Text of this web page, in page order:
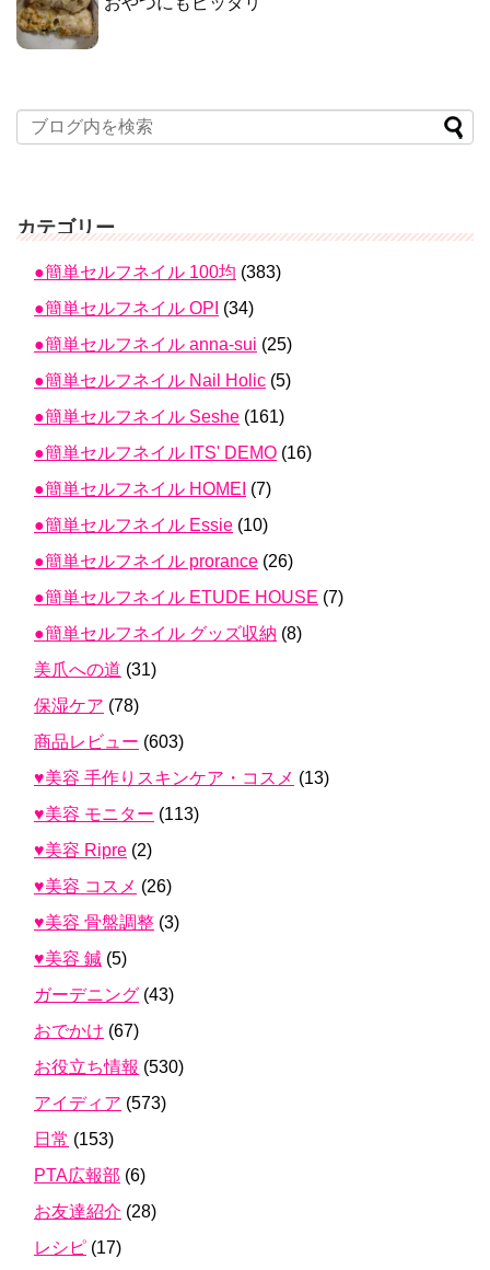
カテゴリー
●簡単セルフネイル 100均 (383)
●簡単セルフネイル OPI (34)
●簡単セルフネイル anna-sui (25)
●簡単セルフネイル Nail Holic (5)
●簡単セルフネイル Seshe (161)
●簡単セルフネイル ITS' DEMO (16)
●簡単セルフネイル HOMEI (7)
●簡単セルフネイル Essie (10)
●簡単セルフネイル prorance (26)
●簡単セルフネイル ETUDE HOUSE (7)
●簡単セルフネイル グッズ収納 (8)
美爪への道 (31)
保湿ケア (78)
商品レビュー (603)
♥美容 手作りスキンケア・コスメ (13)
♥美容 モニター (113)
♥美容 Ripre (2)
♥美容 コスメ (26)
♥美容 骨盤調整 (3)
♥美容 鍼 (5)
ガーデニング (43)
おでかけ (67)
お役立ち情報 (530)
アイディア (573)
日常 (153)
PTA広報部 (6)
お友達紹介 (28)
レシピ (17)